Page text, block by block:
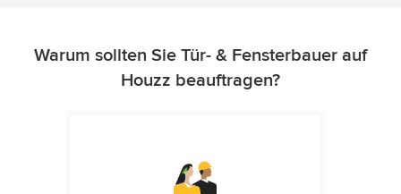
Warum sollten Sie Tür- & Fensterbauer auf
Houzz beauftragen?